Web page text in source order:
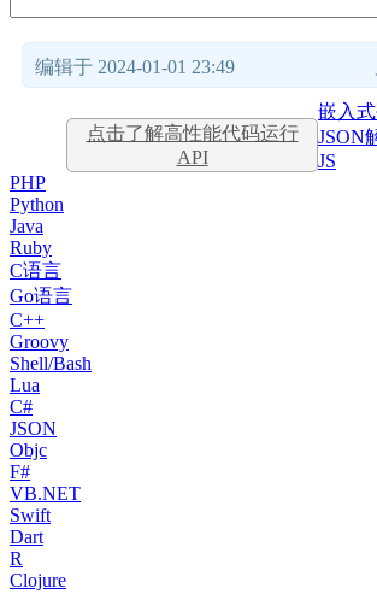
编辑于 2024-01-01 23:49
点击了解高性能代码运行
API
嵌入
JSON
JS
PHP
Python
Java
Ruby
C语言
Go语言
C++
Groovy
Shell/Bash
Lua
C#
JSON
Objc
F#
VB.NET
Swift
Dart
R
Clojure